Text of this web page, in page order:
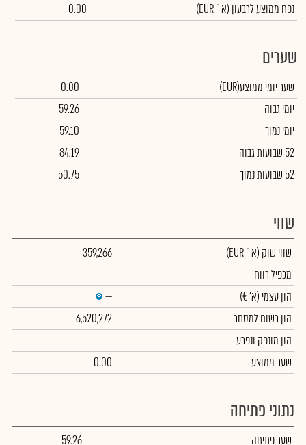
נפח ממוצע לרבעון (א` EUR)
0.00
שערים
שער יומי ממוצע(EUR)
0.00
יומי גבוה
59.26
יומי נמוך
59.10
52 שבועות גבוה
84.19
52 שבועות נמוך
50.75
שווי
שווי שוק (א` EUR)
359,266
מכפיל רווח
--
הון עצמי (א' €)
--
הון רשום למסחר
6,520,272
הון מונפק ונפרע
שער ממוצע
0.00
נתוני פתיחה
שער פתיחה 59.26